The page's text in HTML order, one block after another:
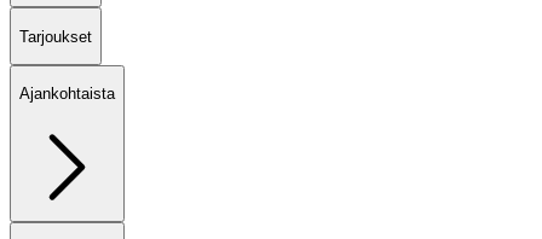
Tarjoukset
Ajankohtaista